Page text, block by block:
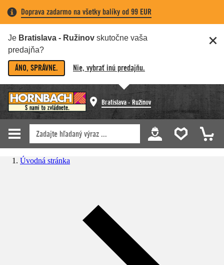
Doprava zadarmo na všetky balíky od 99 EUR
Je Bratislava - Ružinov skutočne vaša
predajňa?
ÁNO, SPRÁVNE. Nie, vybrať inú predajňu.
Bratislava - Ružinov
Úvodná stránka